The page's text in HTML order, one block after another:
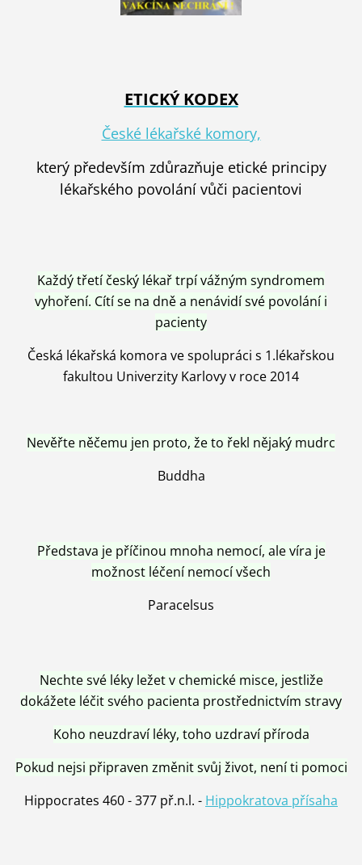
ETICKÝ KODEX
České lékařské komory,
který především zdůrazňuje etické principy
lékařského povolání vůči pacientovi
Každý třetí český lékař trpí vážným syndromem
vyhoření. Cítí se na dně a nenávidí své povolání i
pacienty
Česká lékařská komora ve spolupráci s 1.lékařskou
fakultou Univerzity Karlovy v roce 2014
Nevěřte něčemu jen proto, že to řekl nějaký mudrc
Buddha
Představa je příčinou mnoha nemocí, ale víra je
možnost léčení nemocí všech
Paracelsus
Nechte své léky ležet v chemické misce, jestliže
dokážete léčit svého pacienta prostřednictvím stravy
Koho neuzdraví léky, toho uzdraví příroda
Pokud nejsi připraven změnit svůj život, není ti pomoci
Hippocrates 460 - 377 př.n.l. - Hippokratova přísaha